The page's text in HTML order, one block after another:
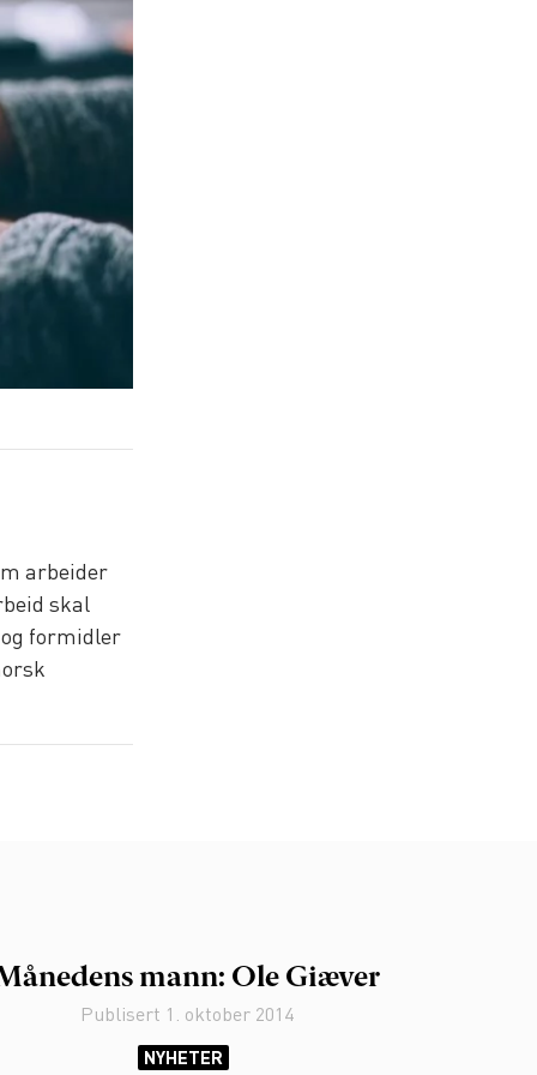
arbeider
skal
formidler
mann: Ole Giæver
Publisert 1. oktober 2014
NYHETER